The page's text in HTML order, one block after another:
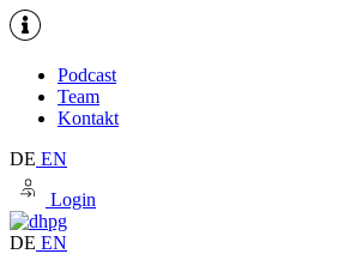
Podcast
Team
Kontakt
DE EN
Login
DE EN